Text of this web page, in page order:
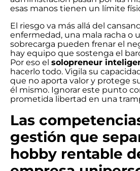
esas manos tienen un límite
El riesgo va más allá del
enfermedad, una mala racha o
sobrecarga pueden frenar el
hay equipo que sostenga el
Por eso el solopreneur
hacerlo todo. Vigila su
que no aporta valor y protege
él mismo. Ignorar este punto
prometida libertad en una
Las
gestión que
hobby rentable